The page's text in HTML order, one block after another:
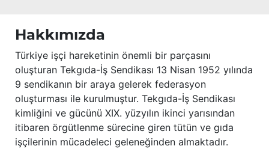
Hakkımızda
Türkiye işçi hareketinin önemli bir parçasını
oluşturan Tekgıda-İş Sendikası 13 Nisan 1952 yılında
9 sendikanın bir araya gelerek federasyon
oluşturması ile kurulmuştur. Tekgıda-İş Sendikası
kimliğini ve gücünü XIX. yüzyılın ikinci yarısından
itibaren örgütlenme sürecine giren tütün ve gıda
işçilerinin mücadeleci geleneğinden almaktadır.